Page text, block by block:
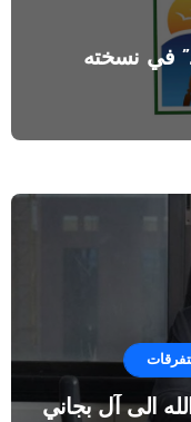
في نسخته
الى آل بجاني